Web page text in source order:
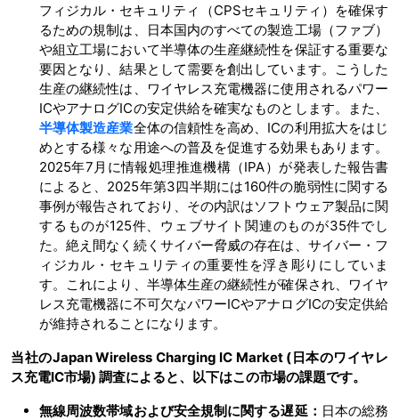
フィジカル・セキュリティ（CPSセキュリティ）を確保す
るための規制は、日本国内のすべての製造工場（ファブ）
や組立工場において半導体の生産継続性を保証する重要な
要因となり、結果として需要を創出しています。こうした
生産の継続性は、ワイヤレス充電機器に使用されるパワー
ICやアナログICの安定供給を確実なものとします。また、
半導体製造産業全体の信頼性を高め、ICの利用拡大をはじ
めとする様々な用途への普及を促進する効果もあります。
2025年7月に情報処理推進機構（IPA）が発表した報告書
によると、2025年第3四半期には160件の脆弱性に関する
事例が報告されており、その内訳はソフトウェア製品に関
するものが125件、ウェブサイト関連のものが35件でし
た。絶え間なく続くサイバー脅威の存在は、サイバー・フ
ィジカル・セキュリティの重要性を浮き彫りにしていま
す。これにより、半導体生産の継続性が確保され、ワイヤ
レス充電機器に不可欠なパワーICやアナログICの安定供給
が維持されることになります。
当社のJapan Wireless Charging IC Market (日本のワイヤレ
ス充電IC市場) 調査によると、以下はこの市場の課題です。
無線周波数帯域および安全規制に関する遅延： 日本の総務